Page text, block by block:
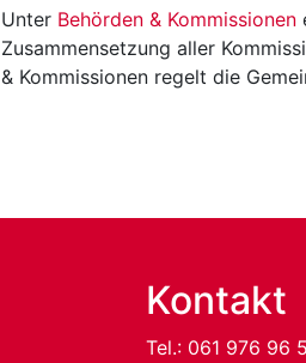
Unter Behörden & Kommissionen
Zusammensetzung aller
& Kommissionen regelt die
Kontakt
Tel.: 061 976 96